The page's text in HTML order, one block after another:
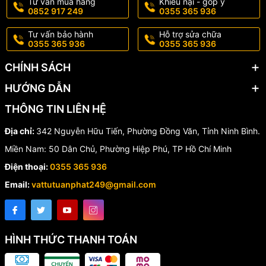
📞 Đơn vị cung cấp van nhựa
SB Jia Rong uy tín
Chúng tôi chuyên cung cấp
hãng với đầy đủ kích thước, giá cạnh tranh và số lượng lớn.
✅ Cam kết
🚚 Giao hàng toàn quốc.
💯 Sản phẩm chính hãng, chất lượng đảm bảo.
🛡️ Hỗ trợ tư vấn kỹ thuật tận tình.
💰 Giá tốt cho đại lý và dự án.
📞 Hotline: 0355.365.936
🌐 Website:
vattutuanphat.com
0852 917 249
0355 365 936
Tư vấn bảo hành
0355 365 936
Hỗ trợ sửa chữa
0355 365 936
CHÍNH SÁCH
HƯỚNG DẪN
THÔNG TIN LIÊN HỆ
Địa chỉ: 342 Nguyễn Hữu Tiến, Phường Đồng Văn, Tỉnh Ninh Bình.
Miền Nam: 50 Dân Chủ, Phường Hiệp Phú, TP Hồ Chí Minh
Điện thoại:0355 365 936
Email:vattutuanphat249@gmail.com
HÌNH THỨC THANH TOÁN